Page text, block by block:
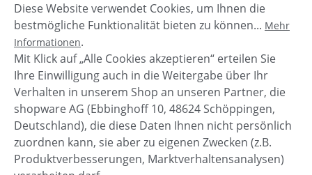
Das "Riane" Damen Sweatshirt von Elbsand
begeistert mit einem lockeren Schnitt und
angenehmen Material. Der feminine U-Boota…
Mehr
Service-Hotline
Diese Website verwendet Cookies, um Ihnen die
bestmögliche Funktionalität bieten zu können... Mehr
Informationen.
Mit Klick auf „Alle Cookies akzeptieren“ erteilen Sie
Ihre Einwilligung auch in die Weitergabe über Ihr
Verhalten in unserem Shop an unseren Partner, die
shopware AG (Ebbinghoff 10, 48624 Schöppingen,
Deutschland), die diese Daten Ihnen nicht persönlich
zuordnen kann, sie aber zu eigenen Zwecken (z.B.
Produktverbesserungen, Marktverhaltensanalysen)